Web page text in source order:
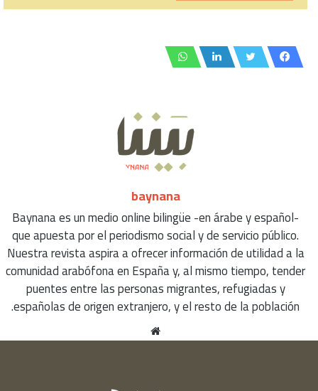
baynana
Baynana es un medio online bilingüe -en árabe y español-
que apuesta por el periodismo social y de servicio público.
Nuestra revista aspira a ofrecer información de utilidad a la
comunidad arabófona en España y, al mismo tiempo, tender
puentes entre las personas migrantes, refugiadas y
españolas de origen extranjero, y el resto de la población.
الويب